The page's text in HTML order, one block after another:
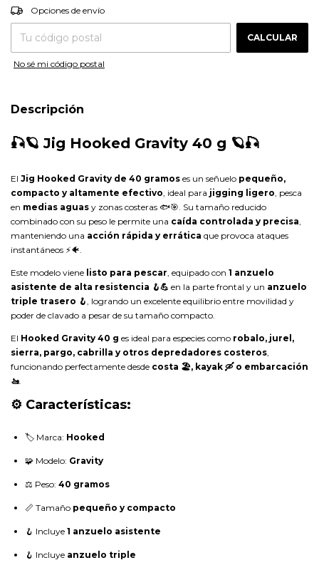
Entregas para el CP:
Opciones de envío
CALCULAR
No sé mi código postal
Descripción
🎣🪐 Jig Hooked Gravity 40 g 🪐🎣
El Jig Hooked Gravity de 40 gramos es un señuelo pequeño,
compacto y altamente efectivo, ideal para jigging ligero, pesca
en medias aguas y zonas costeras 🐟🎯. Su tamaño reducido
combinado con su peso le permite una caída controlada y precisa,
manteniendo una acción rápida y errática que provoca ataques
instantáneos ⚡🐠.
Este modelo viene listo para pescar, equipado con 1 anzuelo
asistente de alta resistencia 🪝💪 en la parte frontal y un anzuelo
triple trasero 🪝, logrando un excelente equilibrio entre movilidad y
poder de clavado a pesar de su tamaño compacto.
El Hooked Gravity 40 g es ideal para especies como robalo, jurel,
sierra, pargo, cabrilla y otros depredadores costeros,
funcionando perfectamente desde costa 🏖️, kayak 🛶 o embarcación
🚤.
⚙️ Características:
🏷️ Marca: Hooked
🧩 Modelo: Gravity
⚖️ Peso: 40 gramos
📏 Tamaño pequeño y compacto
🪝 Incluye 1 anzuelo asistente
🪝 Incluye anzuelo triple